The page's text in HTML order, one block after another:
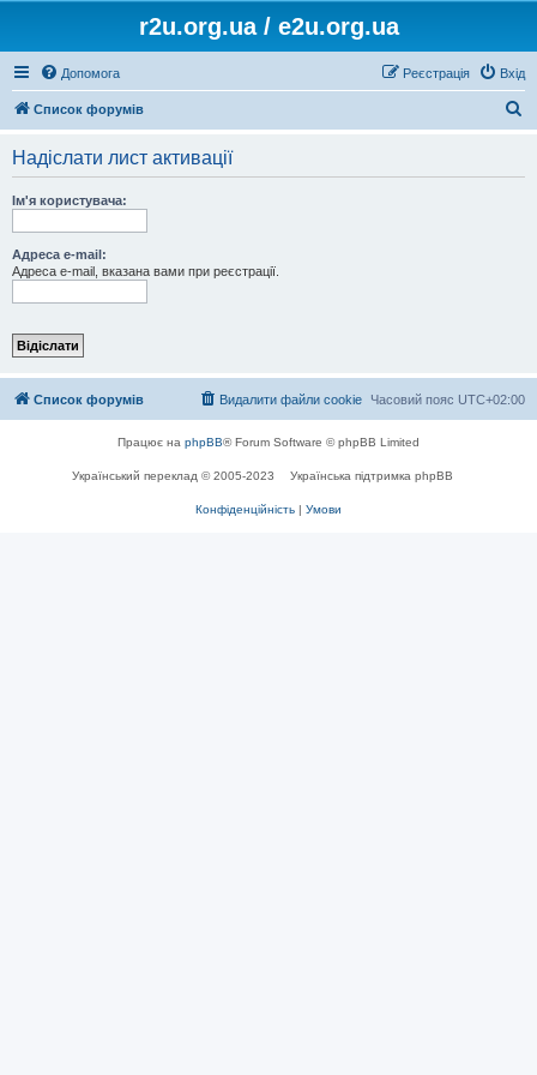
r2u.org.ua / e2u.org.ua
Допомога Вхід
Реєстрація
Список форумів
Надіслати лист активації
Ім'я користувача:
Адреса e-mail:
Адреса e-mail, вказана вами при реєстрації.
Список форумів Часовий пояс UTC+02:00
Видалити файли cookie
Працює на phpBB® Forum Software © phpBB Limited
Український переклад © 2005-2023 Українська підтримка phpBB
Конфіденційність | Умови